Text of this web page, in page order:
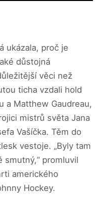
ukázala, proč je
důstojná
věci než
ticha vzdali hold
a Matthew Gaudreau,
mistrů světa Jana
Vašíčka. Těm do
vestoje. „Byly tam
smutný,“ promluvil
amerického
Hockey.